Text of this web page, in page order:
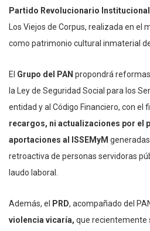
Partido Revolucionario Institucional
Los Viejos de Corpus, realizada en el
como patrimonio cultural inmaterial
El Grupo del PAN propondrá
la Ley de Seguridad Social para los
entidad y al Código Financiero, con el
recargos, ni actualizaciones por el
aportaciones al ISSEMyM
retroactiva de personas servidoras
laudo laboral.
Además, el PRD, acompañado del
violencia vicaría, que recientemente